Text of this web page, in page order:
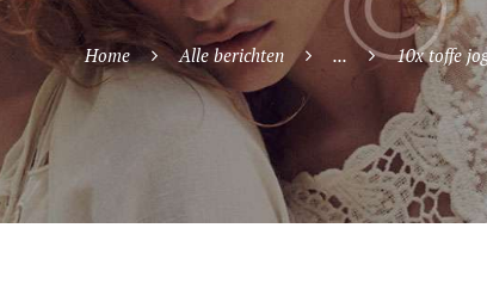
Home Alle berichten ... 10x toffe